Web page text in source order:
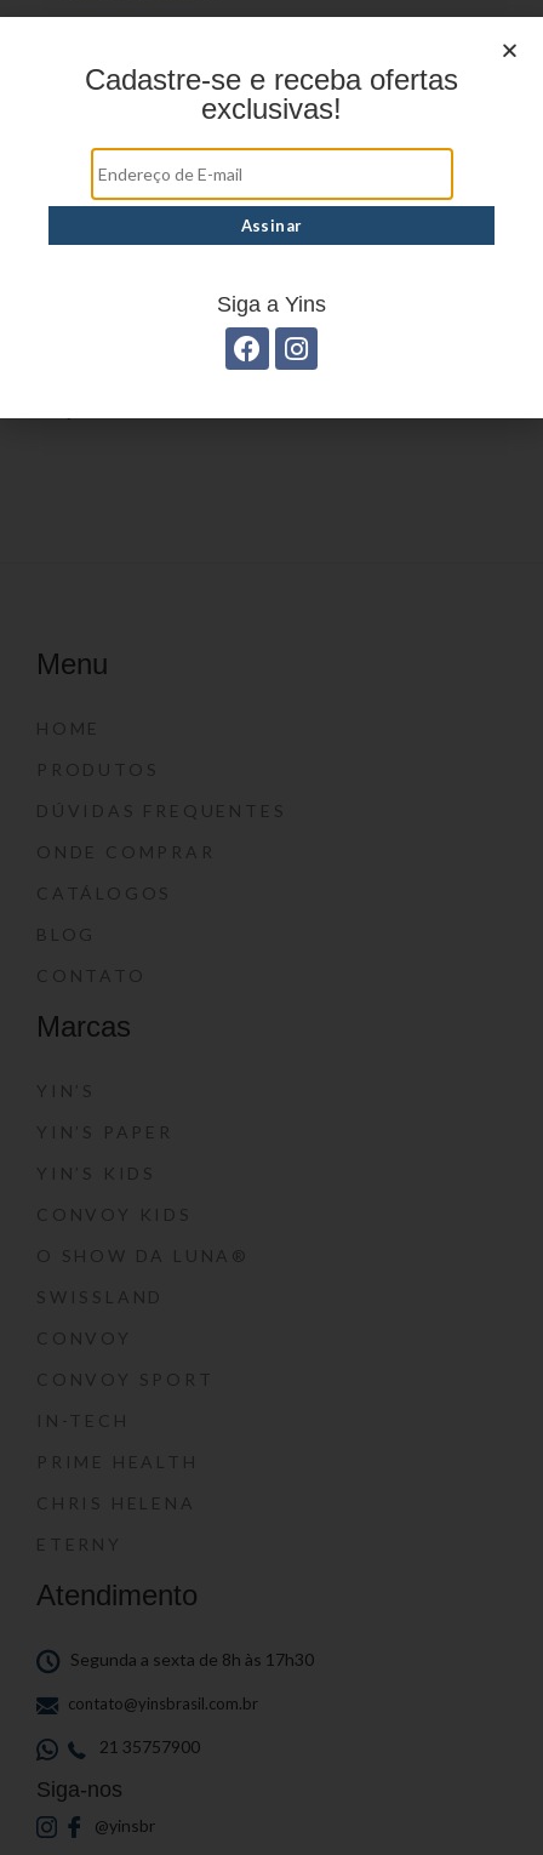
Estojo Juvenil YS27106
Menu
HOME
PRODUTOS
DÚVIDAS FREQUENTES
ONDE COMPRAR
CATÁLOGOS
BLOG
CONTATO
Marcas
YIN’S
YIN’S PAPER
YIN’S KIDS
CONVOY KIDS
O SHOW DA LUNA®
SWISSLAND
CONVOY
CONVOY SPORT
IN-TECH
PRIME HEALTH
CHRIS HELENA
ETERNY
Atendimento
Segunda a sexta de 8h às 17h30
contato@yinsbrasil.com.br
21 35757900
Siga-nos
@yinsbr
Cadastre-se e receba ofertas
exclusivas!
Siga a Yins